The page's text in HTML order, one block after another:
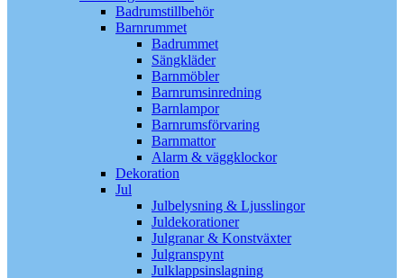
Badrumstillbehör
Barnrummet
Badrummet
Sängkläder
Barnmöbler
Barnrumsinredning
Barnlampor
Barnrumsförvaring
Barnmattor
Alarm & väggklockor
Dekoration
Jul
Julbelysning & Ljusslingor
Juldekorationer
Julgranar & Konstväxter
Julgranspynt
Julklappsinslagning